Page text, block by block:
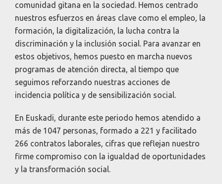
comunidad gitana en la sociedad. Hemos centrado
nuestros esfuerzos en áreas clave como el empleo, la
formación, la digitalización, la lucha contra la
discriminación y la inclusión social. Para avanzar en
estos objetivos, hemos puesto en marcha nuevos
programas de atención directa, al tiempo que
seguimos reforzando nuestras acciones de
incidencia política y de sensibilización social.
En Euskadi, durante este periodo hemos atendido a
más de 1047 personas, formado a 221 y facilitado
266 contratos laborales, cifras que reflejan nuestro
firme compromiso con la igualdad de oportunidades
y la transformación social.